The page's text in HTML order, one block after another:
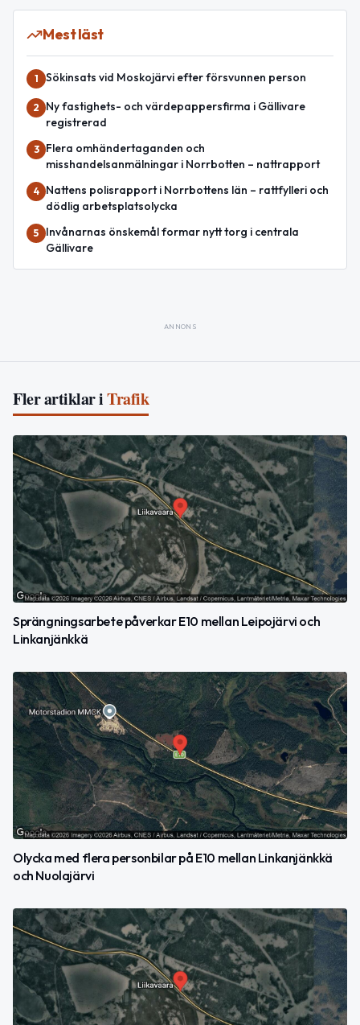
Mest läst
1 Sökinsats vid Moskojärvi efter försvunnen person
2
Ny fastighets- och värdepappersfirma i Gällivare
registrerad
3
Flera omhändertaganden och
misshandelsanmälningar i Norrbotten – nattrapport
4
Nattens polisrapport i Norrbottens län – rattfylleri och
dödlig arbetsplatsolycka
5
Invånarnas önskemål formar nytt torg i centrala
Gällivare
ANNONS
Fler artiklar iTrafik
Sprängningsarbete påverkar E10 mellan Leipojärvi och
Linkanjänkkä
Olycka med flera personbilar på E10 mellan Linkanjänkkä
och Nuolajärvi